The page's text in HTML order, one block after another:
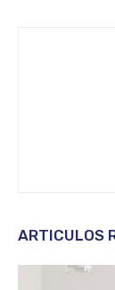
ARTICULOS